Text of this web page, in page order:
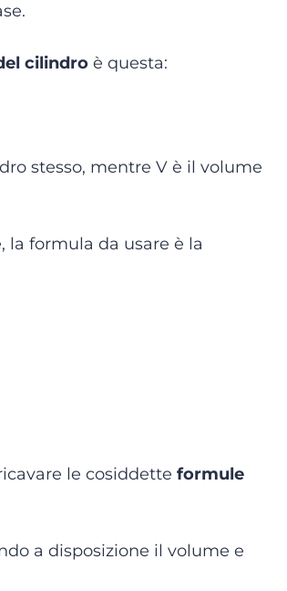
cilindro è questa:
stesso, mentre V è il volume
la formula da usare è la
le cosiddette formule
a disposizione il volume e